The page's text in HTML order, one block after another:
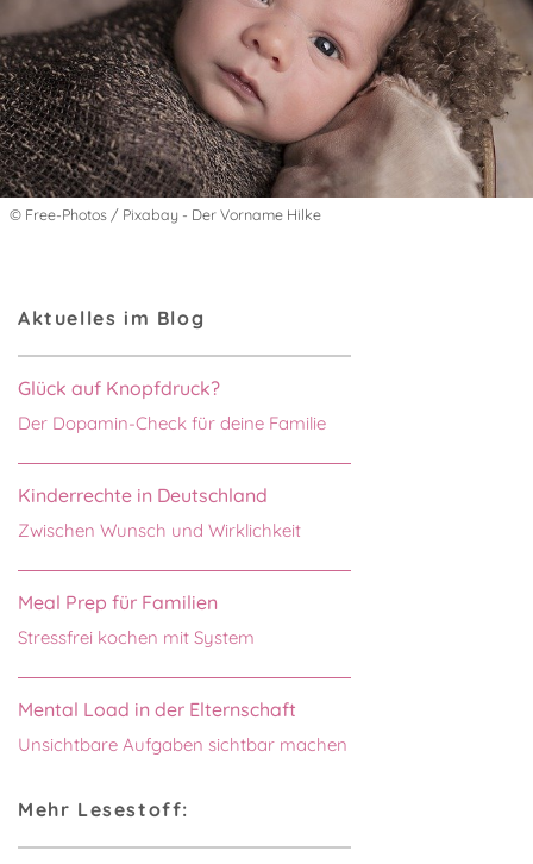
© Free-Photos / Pixabay - Der Vorname Hilke
Aktuelles im Blog
Glück auf Knopfdruck?
Der Dopamin-Check für deine Familie
Kinderrechte in Deutschland
Zwischen Wunsch und Wirklichkeit
Meal Prep für Familien
Stressfrei kochen mit System
Mental Load in der Elternschaft
Unsichtbare Aufgaben sichtbar machen
Mehr Lesestoff: